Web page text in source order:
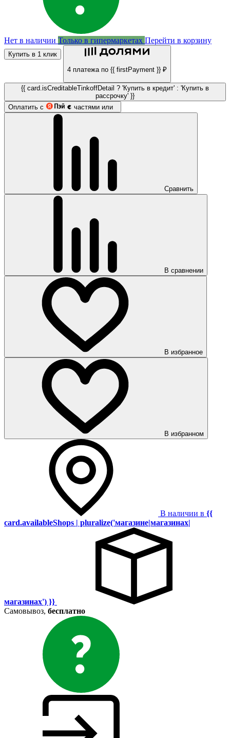
Нет в наличии Только в гипермаркетах Перейти в корзину
Купить в 1 клик
4 платежа по {{ firstPayment }} ₽
{{ card.isCreditableTinkoffDetail ? 'Купить в кредит' : 'Купить в
рассрочку' }}
Оплатить с
частями или
Сравнить
В сравнении
В избранное
В избранном
В наличии в {{
card.availableShops | pluralize('магазине|магазинах|
магазинах') }}
Самовывоз, бесплатно